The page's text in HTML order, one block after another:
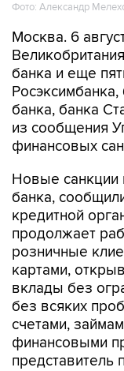
Фото: Александр
Москва. 6
банка и еще
банка, банка
из сообщения
финансовых
Новые санкции
банка,
кредитной
продолжает
розничные
картами,
вклады без
без всяких
счетами,
финансовыми
представитель